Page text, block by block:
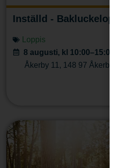
Inställd - Bakluckeloppis
Loppis
8 augusti, kl 10:00–15:00
Åkerby 11 , 148 97 Åkerby